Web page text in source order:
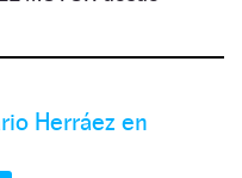
Herráez en